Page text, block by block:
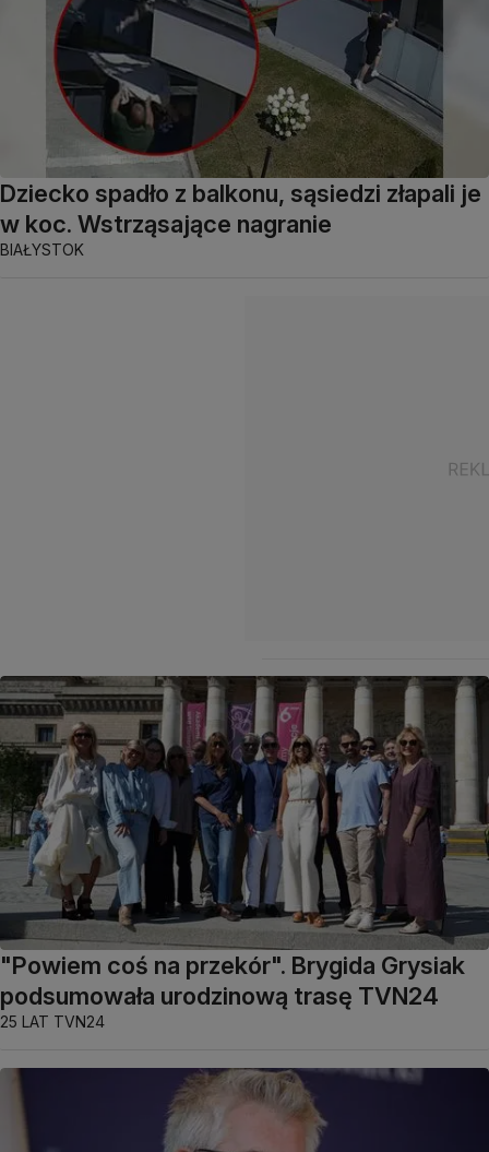
Dziecko spadło z balkonu, sąsiedzi złapali je
w koc. Wstrząsające nagranie
BIAŁYSTOK
"Powiem coś na przekór". Brygida Grysiak
podsumowała urodzinową trasę TVN24
25 LAT TVN24